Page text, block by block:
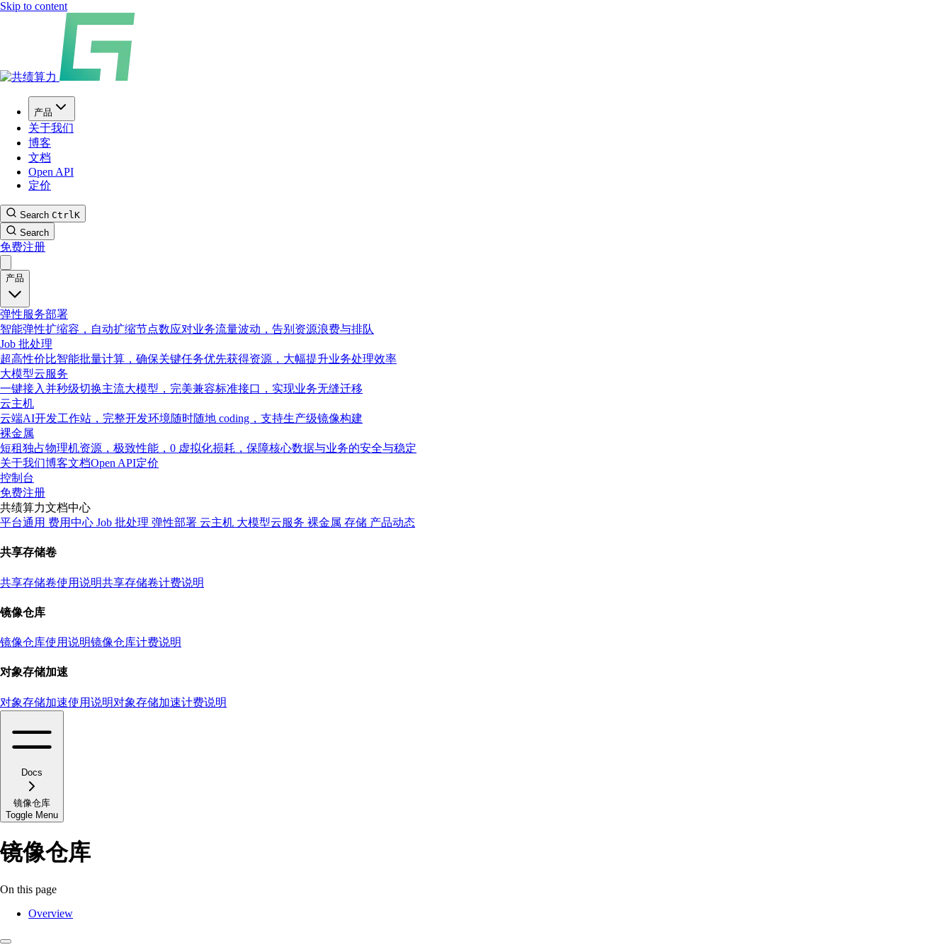
Skip to content
产品
关于我们
博客
文档
Open API
定价
Search CtrlK
Search
免费注册
产品
弹性服务部署
智能弹性扩缩容，自动扩缩节点数应对业务流量波动，告别资源浪费与排队
Job 批处理
超高性价比智能批量计算，确保关键任务优先获得资源，大幅提升业务处理效率
大模型云服务
一键接入并秒级切换主流大模型，完美兼容标准接口，实现业务无缝迁移
云主机
云端AI开发工作站，完整开发环境随时随地 coding，支持生产级镜像构建
裸金属
短租独占物理机资源，极致性能，0 虚拟化损耗，保障核心数据与业务的安全与稳定
关于我们博客文档Open API定价
控制台
免费注册
共绩算力文档中心
平台通用 费用中心 Job 批处理 弹性部署 云主机 大模型云服务 裸金属 存储 产品动态
共享存储卷
共享存储卷使用说明共享存储卷计费说明
镜像仓库
镜像仓库使用说明镜像仓库计费说明
对象存储加速
对象存储加速使用说明对象存储加速计费说明
Docs
镜像仓库
Toggle Menu
镜像仓库
On this page
Overview